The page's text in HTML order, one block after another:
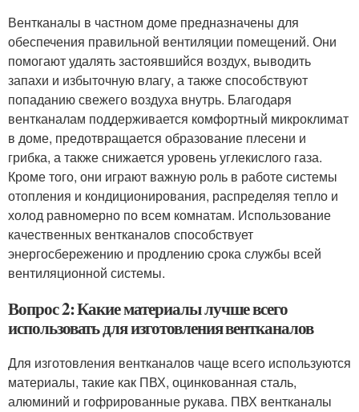
Вентканалы в частном доме предназначены для
обеспечения правильной вентиляции помещений. Они
помогают удалять застоявшийся воздух, выводить
запахи и избыточную влагу, а также способствуют
попаданию свежего воздуха внутрь. Благодаря
вентканалам поддерживается комфортный микроклимат
в доме, предотвращается образование плесени и
грибка, а также снижается уровень углекислого газа.
Кроме того, они играют важную роль в работе системы
отопления и кондиционирования, распределяя тепло и
холод равномерно по всем комнатам. Использование
качественных вентканалов способствует
энергосбережению и продлению срока службы всей
вентиляционной системы.
Вопрос 2: Какие материалы лучше всего
использовать для изготовления вентканалов
Для изготовления вентканалов чаще всего используются
материалы, такие как ПВХ, оцинкованная сталь,
алюминий и гофрированные рукава. ПВХ вентканалы